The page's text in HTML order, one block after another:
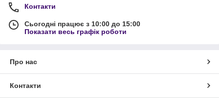
Контакти
Сьогодні працює з 10:00 до 15:00
Показати весь графік роботи
Про нас
Контакти